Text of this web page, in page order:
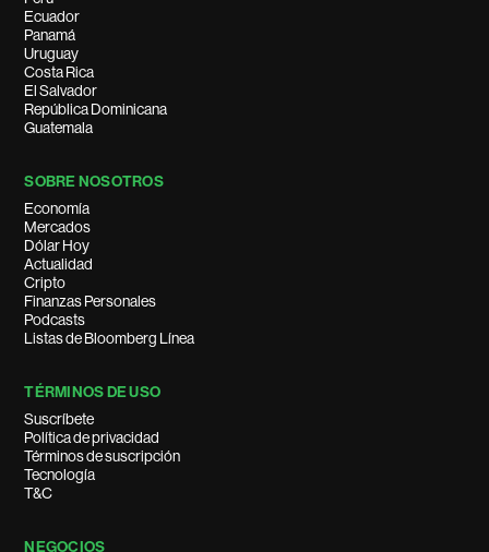
Ecuador
Panamá
Uruguay
Costa Rica
El Salvador
República Dominicana
Guatemala
SOBRE NOSOTROS
Economía
Mercados
Dólar Hoy
Actualidad
Cripto
Finanzas Personales
Podcasts
Listas de Bloomberg Línea
TÉRMINOS DE USO
Suscríbete
Política de privacidad
Términos de suscripción
Tecnología
T&C
NEGOCIOS